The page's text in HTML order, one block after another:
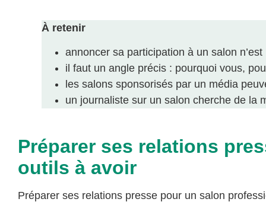
À retenir
annoncer sa participation à un salon
il faut un angle précis : pourquoi vous,
les salons sponsorisés par un média
un journaliste sur un salon cherche de la
Préparer ses relations
outils à avoir
Préparer ses relations presse pour un salon